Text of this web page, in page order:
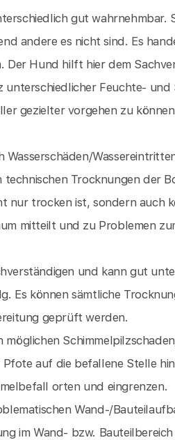
gut wahrnehmbar.
andere es nicht sind. Es
Der Hund hilft hier dem
Feuchte- und
gezielter vorgehen zu
Trocknungen der
nur trocken ist, sondern auch
mitteilt und zu Problemen
und kann gut
Es können sämtliche
geprüft werden.
auf die befallene Stelle
orten und eingrenzen.
Wand-/
im Wand- bzw.